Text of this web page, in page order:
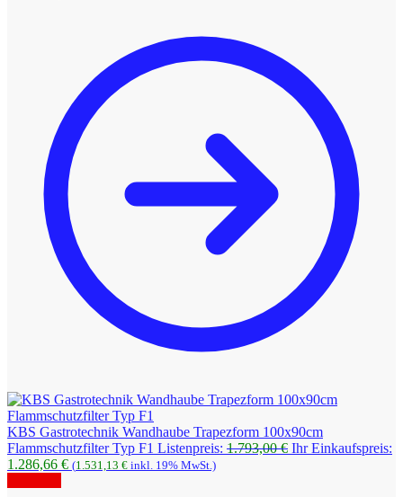
2.105,44 €.
KBS Gastrotechnik Wandhaube Trapezform 100x90cm
Flammschutzfilter Typ F1 Listenpreis: 1.793,00€ Ursprünglicher
Ihr Einkaufspreis:
1.286,66 €Aktueller
(1.531,13 € inkl. 19% MwSt.)